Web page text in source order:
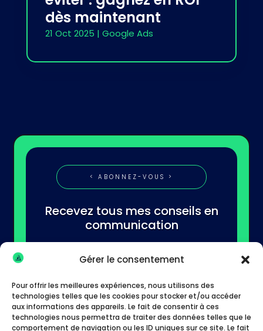
Gérer le consentement
Pour offrir les meilleures expériences, nous utilisons des
technologies telles que les cookies pour stocker et/ou accéder
aux informations des appareils. Le fait de consentir à ces
technologies nous permettra de traiter des données telles que le
comportement de navigation ou les ID uniques sur ce site. Le fait
dès maintenant
21 Oct 2025 | Google Ads
< ABONNEZ-VOUS >
Recevez tous mes conseils en
communication
S'abonner